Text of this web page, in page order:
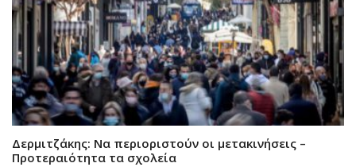
Δερμιτζάκης: Να περιοριστούν οι μετακινήσεις –
Προτεραιότητα τα σχολεία